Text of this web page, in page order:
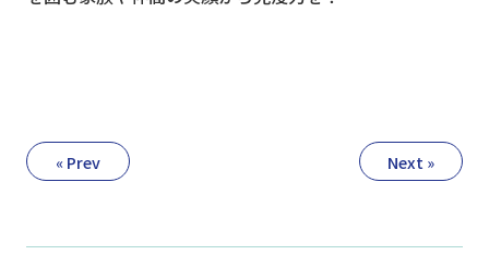
« Prev Next »